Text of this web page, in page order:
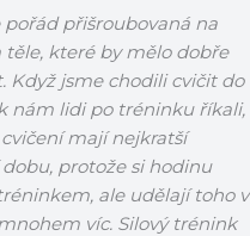
pořád přišroubovaná na
těle, které by mělo dobře
Když jsme chodili cvičit do
nám lidi po tréninku říkali,
mají nejkratší
protože si hodinu
ale udělají toho v
víc. Silový trénink